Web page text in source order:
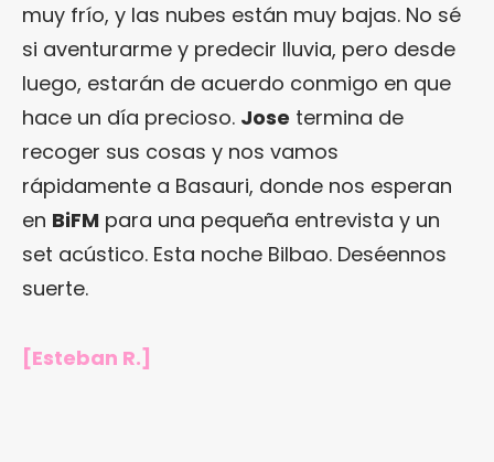
muy frío, y las nubes están muy bajas. No sé
si aventurarme y predecir lluvia, pero desde
luego, estarán de acuerdo conmigo en que
hace un día precioso. Jose termina de
recoger sus cosas y nos vamos
rápidamente a Basauri, donde nos esperan
en BiFM para una pequeña entrevista y un
set acústico. Esta noche Bilbao. Deséennos
suerte.
[Esteban R.]